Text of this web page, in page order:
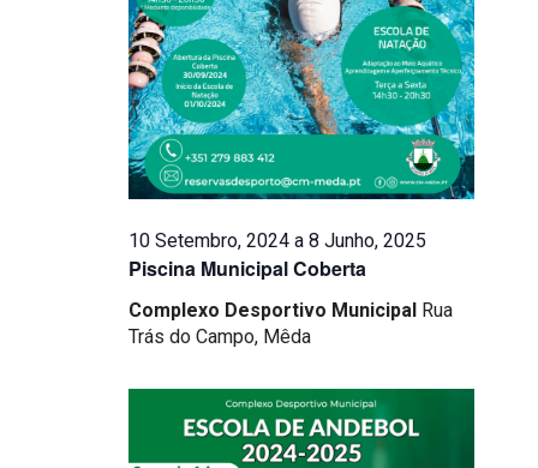
Piscina Municipal Coberta
10 Setembro, 2024 a8 Junho, 2025
Complexo Desportivo Municipal Rua
Trás do Campo, Mêda